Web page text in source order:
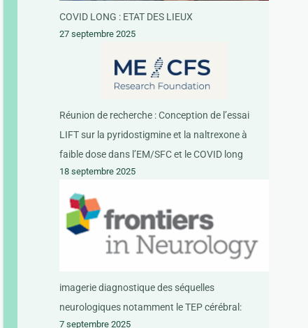
COVID LONG : ETAT DES LIEUX
27 septembre 2025
Réunion de recherche : Conception de l’essai
LIFT sur la pyridostigmine et la naltrexone à
faible dose dans l’EM/SFC et le COVID long
18 septembre 2025
imagerie diagnostique des séquelles
neurologiques notamment le TEP cérébral:
7 septembre 2025